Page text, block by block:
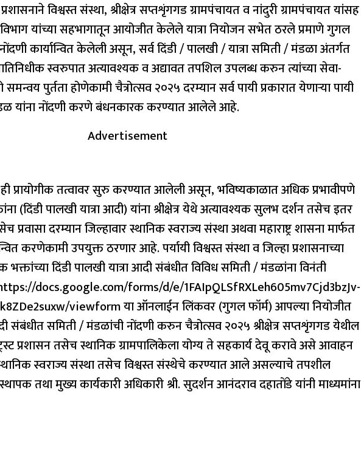
विश्वस्त संस्था, श्रीक्षेत्र सप्तशृंगगड ग्रामपंचायत व नांदुरी ग्रामपंचायत यांसह
विभाग यांच्या सहभागातून आयोजीत केलेले यात्रा नियोजन सभेत ठरले प्रमाणे गुगल
कार्यान्वित केलेली असून, सर्व दिंडी / पालखी / यात्रा समिती / मंडळा अंतर्गत
स्वरुपात अत्यावश्यक व अद्यावत तपशिल उपलब्ध करुन त्यांच्या सेवा-
पुर्तता होणेकामी चैत्रोत्सव २०२५ दरम्यान सर्व पायी प्रकारात येणाऱ्या पायी
यांना नोंदणी करणे बंधनकारक करण्यात आलेले आहे.
Advertisement
ही प्रायोगीक तत्वावर सुरु करण्यात आलेली असून, भविष्यकाळात अधिक प्रभावीपणे
(दिंडी पालखी यात्रा आदी) यांना श्रीक्षेत्र येथे अत्यावश्यक सुलभ दर्शन तसेच इतर
दरम्यान जिल्हावार स्थानिक स्वराज्य संस्था अथवा महाराष्ट्र शासना मार्फत
करणेकामी उपयुक्त ठरणार आहे. पर्यायी विश्वस्त संस्था व जिल्हा प्रशासनाच्या
भक्तांच्या दिंडी पालखी यात्रा आदी संबंधीत विविध समिती / मंडळांना विनंती
docs.google.com/forms/d/e/1FAIpQLSfRXLeh605mv7Cjd3bzJv-
viewform या ऑनलाईन लिंकवर (गुगल फॉर्म) आपल्या नियोजीत
संबंधीत समिती / मंडळांची नोंदणी करुन चैत्रोत्सव २०२५ श्रीक्षेत्र सप्तशृंगगड येथील
प्रशासन तसेच स्थानिक ग्रामपालिकेला योग्य ते सहकार्य देवू करावे असे आवाहन
स्वराज्य संस्था तसेच विश्वस्त संस्थेचे करण्यात आले असल्याचे तपशील
तथा मुख्य कार्यकारी अधिकारी श्री. सुदर्शन आनंदराव दहातोंडे यांनी माध्यमांना